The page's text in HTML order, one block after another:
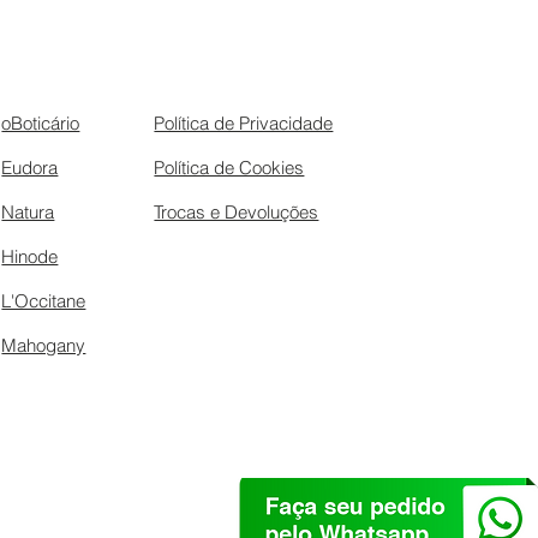
oBoticário
Eudora
Natura
Hinode
L'Occitane
Mahogany
Política de Privacidade
Política de Cookies
Trocas e Devoluções